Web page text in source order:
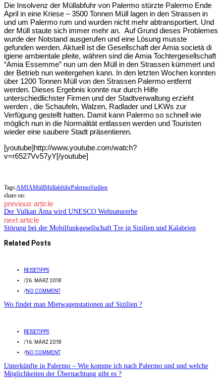
Die Insolvenz der Müllabfuhr von Palermo stürzte Palermo Ende
April in eine Kriese – 3500 Tonnen Müll lagen in den Strassen in
und um Palermo rum und wurden nicht mehr abtransportiert. Und
der Müll staute sich immer mehr an. Auf Grund dieses Problemes
wurde der Notstand ausgerufen und eine Lösung musste
gefunden werden. Aktuell ist die Gesellschaft der Amia società di
igiene ambientale pleite, währen sind die Amia Tochtergesellschaft
“Amia Essemme” nun um den Müll in den Strassen kümmert und
der Betrieb nun weitergehen kann. In den letzten Wochen konnten
über 1200 Tonnen Müll von den Strassen Palermo entfernt
werden. Dieses Ergebnis konnte nur durch Hilfe
unterschiedlichster Firmen und der Stadtverwaltung erzieht
werden , die Schaufeln, Walzen, Radlader und LKWs zur
Verfügung gestellt hatten. Damit kann Palermo so schnell wie
möglich nun in die Normalität entlassen werden und Touristen
wieder eine saubere Stadt präsentieren.
[youtube]http://www.youtube.com/watch?
v=r6527Vv57yY[/youtube]
Tags:AMIAMüllMüllabführPalermoSizilien
share on:
previous article
Der Vulkan Ätna wird UNESCO Weltnaturerbe
next article
Störung bei der Mobilfunkgesellschaft Tre in Sizilien und Kalabrien
Related Posts
REISETIPPS
/26. MÄRZ 2018
/NO COMMENT
Wo findet man Mietwagenstationen auf Sizilien ?
REISETIPPS
/16. MÄRZ 2018
/NO COMMENT
Unterkünfte in Palermo – Wie komme ich nach Palermo und und welche
Möglichkeiten der Übernachtung gibt es ?